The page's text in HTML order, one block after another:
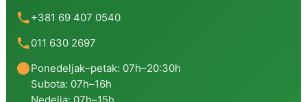
+381 69 407 0540
011 630 2697
Ponedeljak–petak: 07h–20:30h
Subota: 07h–16h